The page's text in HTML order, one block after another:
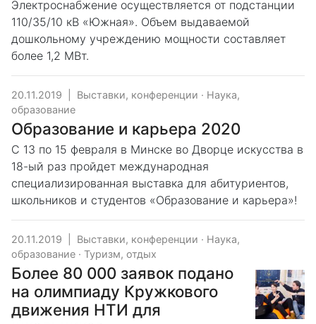
Электроснабжение осуществляется от подстанции
110/35/10 кВ «Южная». Объем выдаваемой
дошкольному учреждению мощности составляет
более 1,2 МВт.
20.11.2019 Выставки, конференции · Наука,
образование
Образование и карьера 2020
С 13 по 15 февраля в Минске во Дворце искусства в
18-ый раз пройдет международная
специализированная выставка для абитуриентов,
школьников и студентов «Образование и карьера»!
20.11.2019 Выставки, конференции · Наука,
образование · Туризм, отдых
Более 80 000 заявок подано
на олимпиаду Кружкового
движения НТИ для